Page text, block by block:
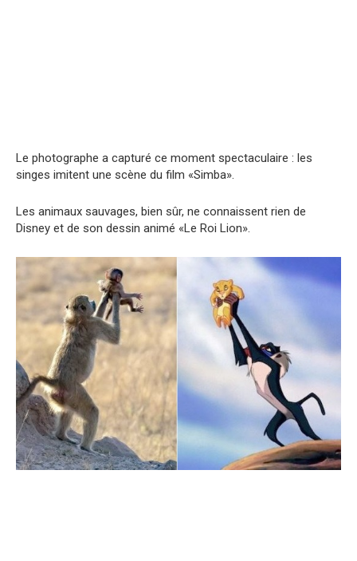
Le photographe a capturé ce moment spectaculaire : les
singes imitent une scène du film «Simba».
Les animaux sаuvages, bien sûr, ne connaissent rien de
Disney et de son dessin animé «Le Roi Lion».